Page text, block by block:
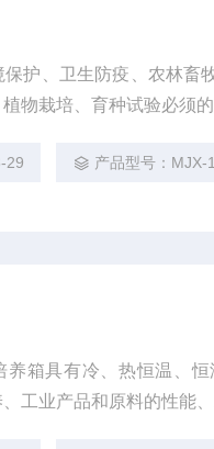
护、卫生防疫、农林畜
物栽培、育种试验必须的
29 产品型号：MJX-
养箱具有冷、热恒温、
工业产品和原料的性能